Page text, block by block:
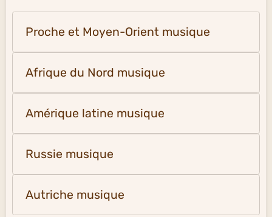
Proche et Moyen-Orient musique
Afrique du Nord musique
Amérique latine musique
Russie musique
Autriche musique